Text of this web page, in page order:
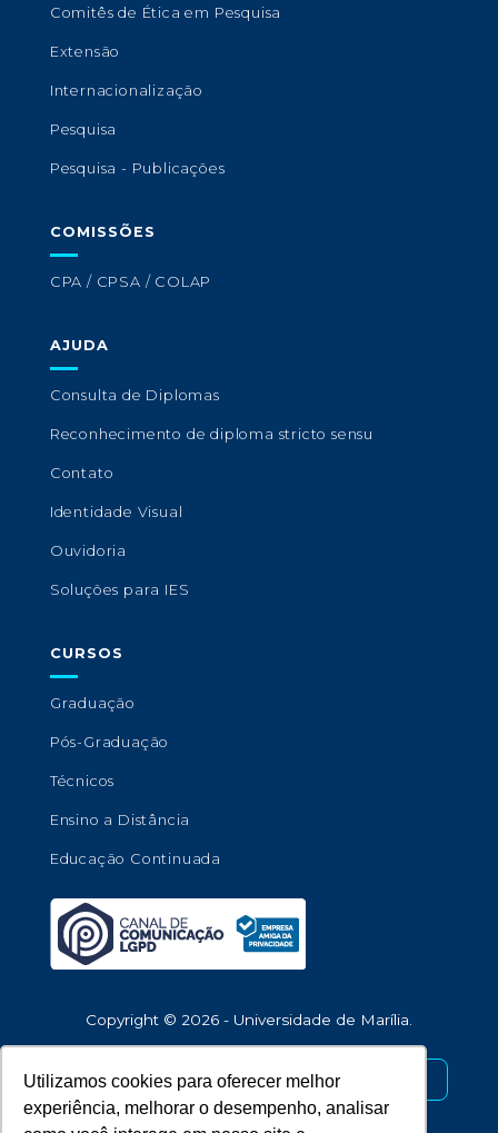
Utilizamos cookies para oferecer melhor
experiência, melhorar o desempenho, analisar
Comitês de Ética em Pesquisa
Extensão
Internacionalização
Pesquisa
Pesquisa - Publicações
COMISSÕES
CPA / CPSA / COLAP
AJUDA
Consulta de Diplomas
Reconhecimento de diploma stricto sensu
Contato
Identidade Visual
Ouvidoria
Soluções para IES
CURSOS
Graduação
Pós-Graduação
Técnicos
Ensino a Distância
Educação Continuada
Copyright © 2026 - Universidade de Marília.
Desenvolvido por